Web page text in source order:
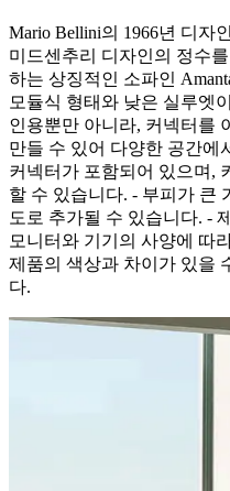
Mario Bellini의 1966년 디자
미드센추리 디자인의 정수
하는 상징적인 소파인
모듈식 형태와 낮은 실루엣
인용뿐만 아니라, 커넥터를
만들 수 있어 다양한 공간에
커넥터가 포함되어 있으며,
할 수 있습니다. - 부피가 큰
도로 추가될 수 있습니다. -
모니터와 기기의 사양에 따
제품의 색상과 차이가 있을
다.